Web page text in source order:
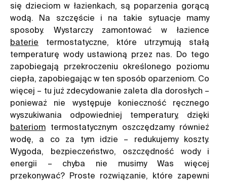
się dzieciom w łazienkach, są poparzenia gorącą
wodą. Na szczęście i na takie sytuacje mamy
sposoby. Wystarczy zamontować w łazience
baterie termostatyczne, które utrzymują stałą
temperaturę wody ustawioną przez nas. Do tego
zapobiegają przekroczeniu określonego poziomu
ciepła, zapobiegając w ten sposób oparzeniom. Co
więcej – tu już zdecydowanie zaleta dla dorosłych –
ponieważ nie występuje konieczność ręcznego
wyszukiwania odpowiedniej temperatury, dzięki
bateriom termostatycznym oszczędzamy również
wodę, a co za tym idzie – redukujemy koszty.
Wygoda, bezpieczeństwo, oszczędność wody i
energii – chyba nie musimy Was więcej
przekonywać? Proste rozwiązanie, które zapewni